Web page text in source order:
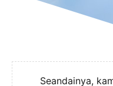
Seandainya,